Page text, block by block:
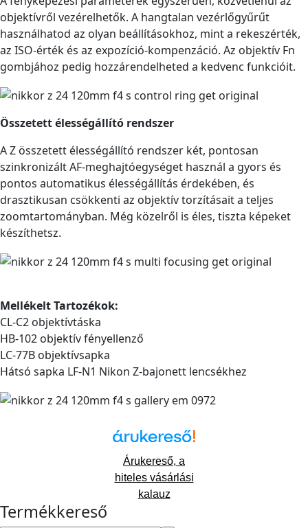
objektívről vezérelhetők. A hangtalan vezérlőgyűrűt
használhatod az olyan beállításokhoz, mint a rekeszérték,
az ISO-érték és az expozíció-kompenzáció. Az objektív Fn
gombjához pedig hozzárendelheted a kedvenc funkcióit.
Összetett élességállító rendszer
A Z összetett élességállító rendszer két, pontosan
szinkronizált AF-meghajtóegységet használ a gyors és
pontos automatikus élességállítás érdekében, és
drasztikusan csökkenti az objektív torzításait a teljes
zoomtartományban. Még közelről is éles, tiszta képeket
készíthetsz.
Mellékelt Tartozékok:
CL-C2 objektívtáska
HB-102 objektív fényellenző
LC-77B objektívsapka
Hátsó sapka LF-N1 Nikon Z-bajonett lencsékhez
Árukereső, a
hiteles vásárlási
kalauz
Termékkereső